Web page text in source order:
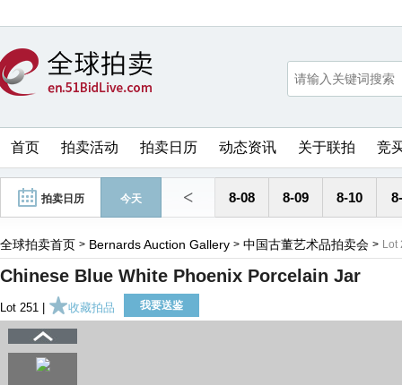
首页 拍卖活动 拍卖日历 动态资讯 关于联拍 竞
拍卖日历 今天 < 8-08 8-09 8-10
全球拍卖首页 > Bernards Auction Gallery > 中国古董艺术品拍卖会 > Lot
Chinese Blue White Phoenix Porcelain Jar
Lot 251 | 收藏拍品 我要送鉴